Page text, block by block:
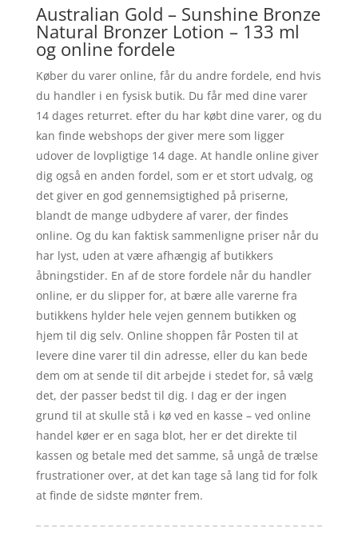
Australian Gold – Sunshine Bronze
Natural Bronzer Lotion – 133 ml
og online fordele
Køber du varer online, får du andre fordele, end hvis
du handler i en fysisk butik. Du får med dine varer
14 dages returret. efter du har købt dine varer, og du
kan finde webshops der giver mere som ligger
udover de lovpligtige 14 dage. At handle online giver
dig også en anden fordel, som er et stort udvalg, og
det giver en god gennemsigtighed på priserne,
blandt de mange udbydere af varer, der findes
online. Og du kan faktisk sammenligne priser når du
har lyst, uden at være afhængig af butikkers
åbningstider. En af de store fordele når du handler
online, er du slipper for, at bære alle varerne fra
butikkens hylder hele vejen gennem butikken og
hjem til dig selv. Online shoppen får Posten til at
levere dine varer til din adresse, eller du kan bede
dem om at sende til dit arbejde i stedet for, så vælg
det, der passer bedst til dig. I dag er der ingen
grund til at skulle stå i kø ved en kasse – ved online
handel køer er en saga blot, her er det direkte til
kassen og betale med det samme, så ungå de trælse
frustrationer over, at det kan tage så lang tid for folk
at finde de sidste mønter frem.